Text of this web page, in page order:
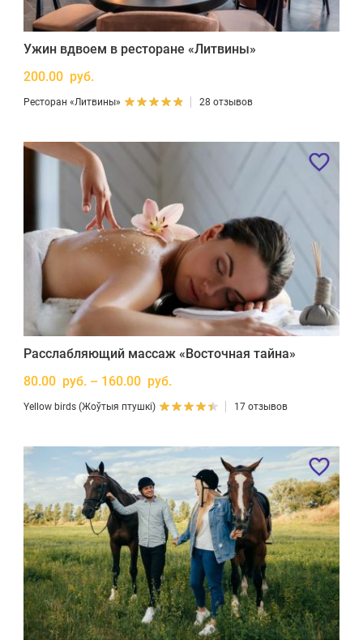
Ужин вдвоем в ресторане «Литвины»
200.00 руб.
Ресторан «Литвины» 28 отзывов
Расслабляющий массаж «Восточная тайна»
80.00 руб. – 160.00 руб.
Yellow birds (Жоўтыя птушкі) 17 отзывов